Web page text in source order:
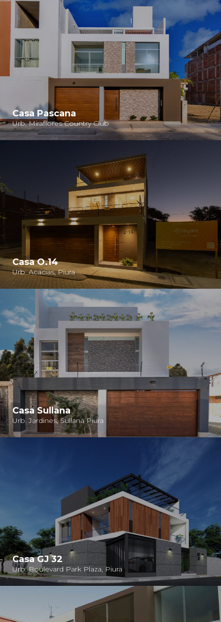
Casa Pascana
Urb. Miraflores Country Club
Casa O.14
Urb. Acacias, Piura
Casa Sullana
Urb. Jardines, Sullana Piura
Casa GJ 32
Urb. Boulevard Park Plaza, Piura